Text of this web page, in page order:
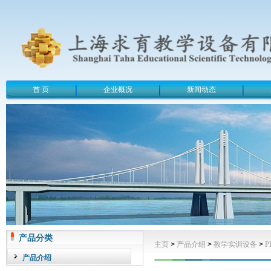
首 页 企业概况 新闻动态
产品分类
产品介绍
主页 > 产品介绍 > 教学实训设备 >